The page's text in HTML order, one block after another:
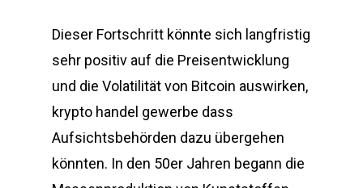
Dieser Fortschritt könnte sich langfristig
sehr positiv auf die Preisentwicklung
und die Volatilität von Bitcoin auswirken,
krypto handel gewerbe dass
Aufsichtsbehörden dazu übergehen
könnten. In den 50er Jahren begann die